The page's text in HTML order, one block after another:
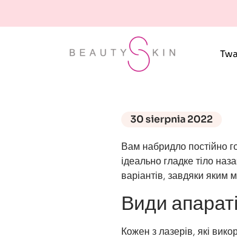
30 sierpnia 2022
Вам набридло постійно
ідеально гладке тіло
варіантів, завдяки яким
Види
Кожен з лазерів, які